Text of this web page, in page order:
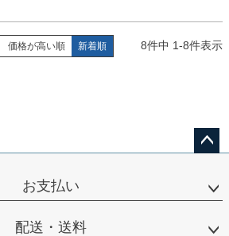
価格が高い順 新着順 8件中 1-8件表示
ップ
お支払い
配送・送料